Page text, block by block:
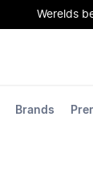
Werelds
Brands